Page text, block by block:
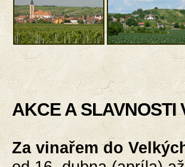
AKCE A SLAVNOSTI
Za vinařem do